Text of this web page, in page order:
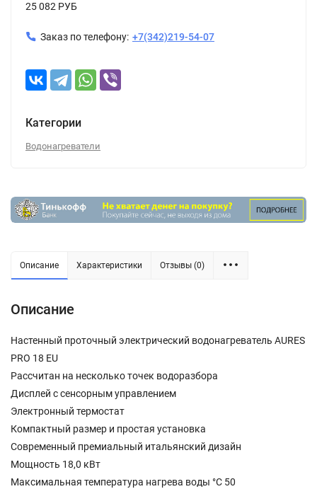
25 082 РУБ
Заказ по телефону: +7(342)219-54-07
Категории
Водонагреватели
Описание Характеристики Отзывы (0)
Описание
Настенный проточный электрический водонагреватель AURES
PRO 18 EU
Рассчитан на несколько точек водоразбора
Дисплей с сенсорным управлением
Электронный термостат
Компактный размер и простая установка
Современный премиальный итальянский дизайн
Мощность 18,0 кВт
Максимальная температура нагрева воды °С 50